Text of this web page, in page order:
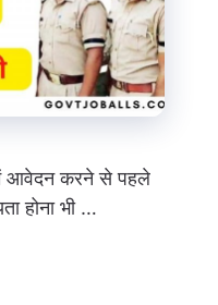
आवेदन करने से पहले
होना भी …